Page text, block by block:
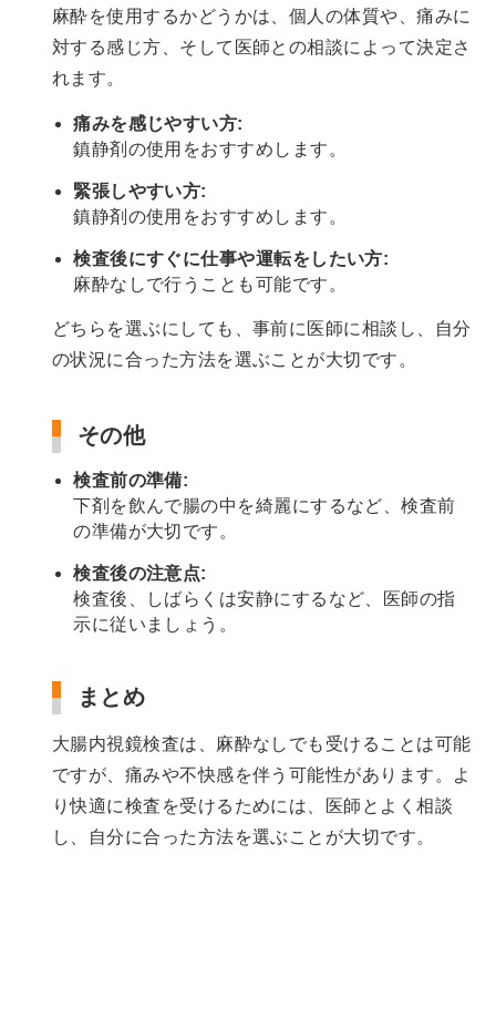
麻酔を使用するかどうかは、個人の体質や、痛みに
対する感じ方、そして医師との相談によって決定さ
れます。
痛みを感じやすい方:
鎮静剤の使用をおすすめします。
緊張しやすい方:
鎮静剤の使用をおすすめします。
検査後にすぐに仕事や運転をしたい方:
麻酔なしで行うことも可能です。
どちらを選ぶにしても、事前に医師に相談し、自分
の状況に合った方法を選ぶことが大切です。
その他
検査前の準備:
下剤を飲んで腸の中を綺麗にするなど、検査前
の準備が大切です。
検査後の注意点:
検査後、しばらくは安静にするなど、医師の指
示に従いましょう。
まとめ
大腸内視鏡検査は、麻酔なしでも受けることは可能
ですが、痛みや不快感を伴う可能性があります。よ
り快適に検査を受けるためには、医師とよく相談
し、自分に合った方法を選ぶことが大切です。